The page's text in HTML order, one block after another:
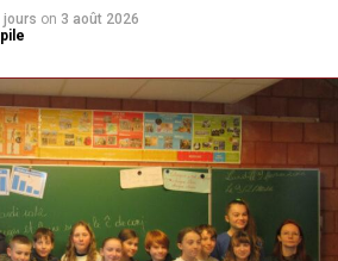
jours on 3 août 2026